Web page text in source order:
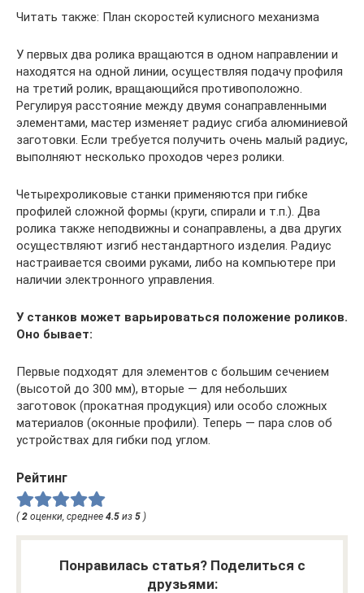
Читать также: План скоростей кулисного механизма
У первых два ролика вращаются в одном направлении и
находятся на одной линии, осуществляя подачу профиля
на третий ролик, вращающийся противоположно.
Регулируя расстояние между двумя сонаправленными
элементами, мастер изменяет радиус сгиба алюминиевой
заготовки. Если требуется получить очень малый радиус,
выполняют несколько проходов через ролики.
Четырехроликовые станки применяются при гибке
профилей сложной формы (круги, спирали и т.п.). Два
ролика также неподвижны и сонаправлены, а два других
осуществляют изгиб нестандартного изделия. Радиус
настраивается своими руками, либо на компьютере при
наличии электронного управления.
У станков может варьироваться положение роликов.
Оно бывает:
Первые подходят для элементов с большим сечением
(высотой до 300 мм), вторые — для небольших
заготовок (прокатная продукция) или особо сложных
материалов (оконные профили). Теперь — пара слов об
устройствах для гибки под углом.
Рейтинг
(2 оценки, среднее 4.5 из 5 )
Понравилась статья? Поделиться с
друзьями: